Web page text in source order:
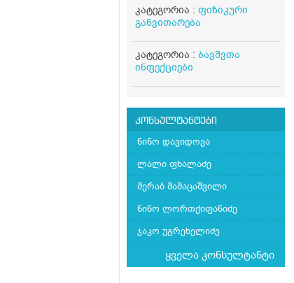
კატეგორია : ფიზიკური
განვითარება
კატეგორია : ბავშვთა
ინფექციები
კონსულტანტები
ნინო დავიდოვა
ლალი ფხალაძე
მერაბ მამაცაშვილი
ნინო ლორთქიფანიძე
ჯაკო უგრეხელიძე
ყველა კონსულტანტი